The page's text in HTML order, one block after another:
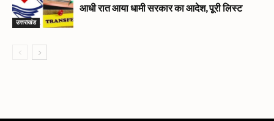
उत्तराखंड
आधी रात आया धामी सरकार का आदेश, पूरी लिस्ट